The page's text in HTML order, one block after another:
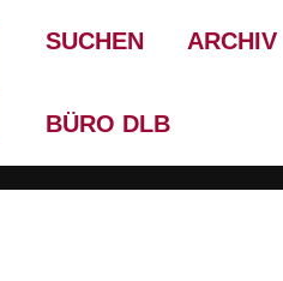
SUCHEN ARCHIV
BÜRO DLB